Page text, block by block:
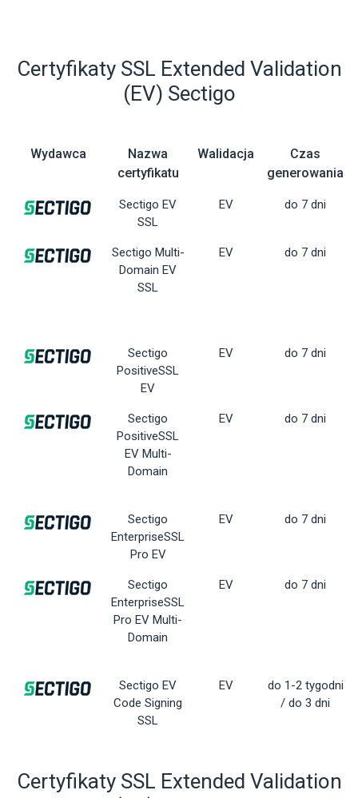
Certyfikaty SSL Extended Validation
(EV) Sectigo
Wydawca
Nazwa
certyfikatu
Walidacja
Czas
generowania
Sectigo EV
SSL
EV do 7 dni
Sectigo Multi-
Domain EV
SSL
EV do 7 dni
Sectigo
PositiveSSL
EV
EV do 7 dni
Sectigo
PositiveSSL
EV Multi-
Domain
EV do 7 dni
Sectigo
EnterpriseSSL
Pro EV
EV do 7 dni
Sectigo
EnterpriseSSL
Pro EV Multi-
Domain
EV do 7 dni
Sectigo EV
Code Signing
SSL
EV
do 1-2 tygodni
/ do 3 dni
Certyfikaty SSL Extended Validation